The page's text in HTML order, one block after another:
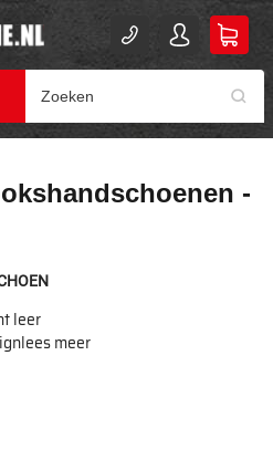
-
leer
lees meer